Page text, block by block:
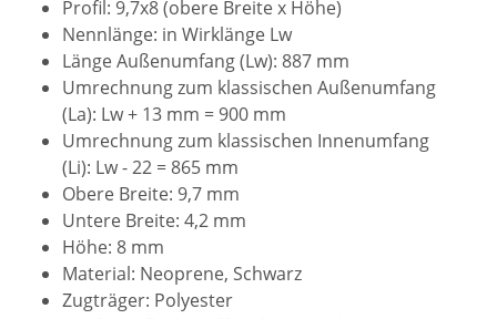
Profil: 9,7x8 (obere Breite x Höhe)
Nennlänge: in Wirklänge Lw
Länge Außenumfang (Lw): 887 mm
Umrechnung zum klassischen Außenumfang
(La): Lw + 13 mm = 900 mm
Umrechnung zum klassischen Innenumfang
(Li): Lw - 22 = 865 mm
Obere Breite: 9,7 mm
Untere Breite: 4,2 mm
Höhe: 8 mm
Material: Neoprene, Schwarz
Zugträger: Polyester